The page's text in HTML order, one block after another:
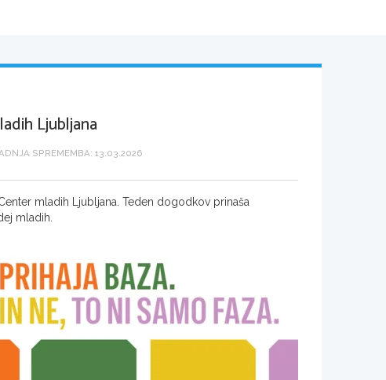
Ljubljana
SPREMEMBA: 13.03.2026
mladih Ljubljana. Teden dogodkov prinaša
mladih.